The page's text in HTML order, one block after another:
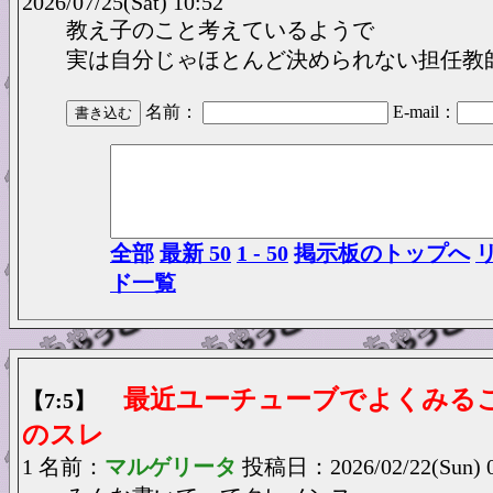
教え子のこと考えているようで
実は自分じゃほとんど決められない担任教
名前： E-mail：
全部 最新 50 1 - 50 掲示板のトップへ
ド一覧
【7:5】 最近ユーチューブでよくみる
のスレ
1 名前： マルゲリータ 投稿日：2026/02/22(Sun)